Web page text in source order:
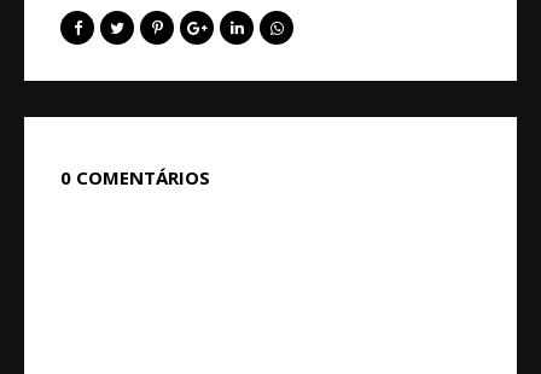
0 COMENTÁRIOS